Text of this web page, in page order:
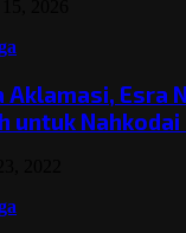
Aklamasi, Esra
untuk